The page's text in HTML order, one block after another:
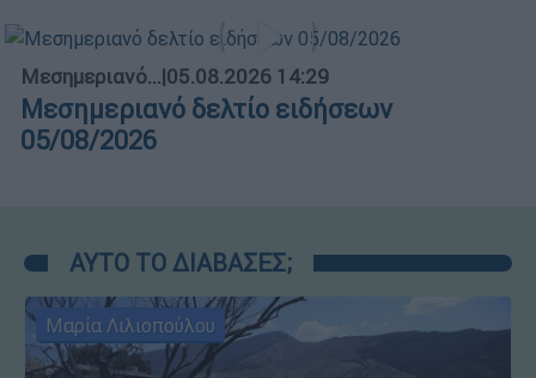
Μεσημεριανό...|05.08.2026 14:29
Μεσημεριανό δελτίο ειδήσεων
05/08/2026
ΑΥΤΟ ΤΟ ΔΙΑΒΑΣΕΣ;
Μαρία Λιλιοπούλου